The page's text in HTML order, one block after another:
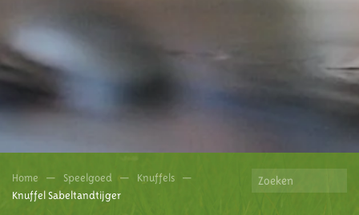
Home Speelgoed
Knuffels
Knuffel Sabeltandtijger